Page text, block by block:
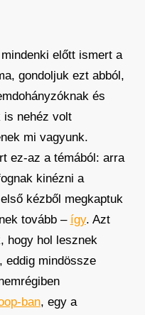
előtt ismert a
gondoljuk ezt abból,
és
is nehéz volt
mi vagyunk.
ez-az a témából: arra
kinézni a
kézből megkaptuk
tovább – így. Azt
hogy hol lesznek
eddig mindössze
ban, egy a